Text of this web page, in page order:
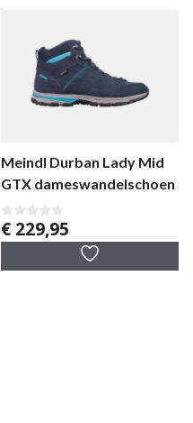
Meindl Durban Lady Mid
GTX dameswandelschoen
0
v
€ 229,95